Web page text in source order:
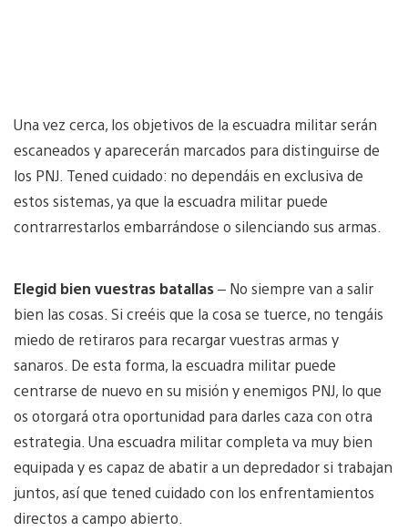
Una vez cerca, los objetivos de la escuadra militar serán
escaneados y aparecerán marcados para distinguirse de
los PNJ. Tened cuidado: no dependáis en exclusiva de
estos sistemas, ya que la escuadra militar puede
contrarrestarlos embarrándose o silenciando sus armas.
Elegid bien vuestras batallas– No siempre van a salir
bien las cosas. Si creéis que la cosa se tuerce, no tengáis
miedo de retiraros para recargar vuestras armas y
sanaros. De esta forma, la escuadra militar puede
centrarse de nuevo en su misión y enemigos PNJ, lo que
os otorgará otra oportunidad para darles caza con otra
estrategia. Una escuadra militar completa va muy bien
equipada y es capaz de abatir a un depredador si trabajan
juntos, así que tened cuidado con los enfrentamientos
directos a campo abierto.